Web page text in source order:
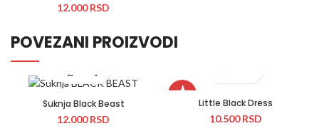
12.000RSD
POVEZANI PROIZVODI
Suknja Black Beast
12.000RSD
★
Little Black Dress
10.500RSD